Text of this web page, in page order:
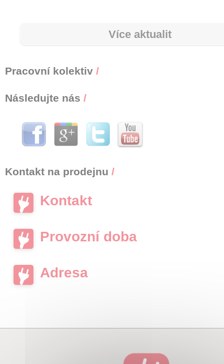
Více aktualit
Pracovní kolektiv /
Následujte nás /
Kontakt na prodejnu /
Kontakt
Provozní doba
Adresa